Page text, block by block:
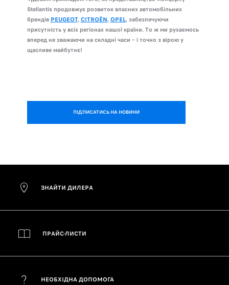
Stellantis продовжує розвиток власних автомобільних
брендів PEUGEOT, CITROЁN, OPEL, забезпечуючи
присутність у всіх регіонах нашої країни. То ж ми рухаємось
вперед не зважаючи на складні часи – і точно з вірою у
щасливе майбутнє!
ПІДПИСАТИСЬ НА НОВИНИ
ЗНАЙТИ ДИЛЕРА
ПРАЙС-ЛИСТИ
НЕОБХІДНА ДОПОМОГА